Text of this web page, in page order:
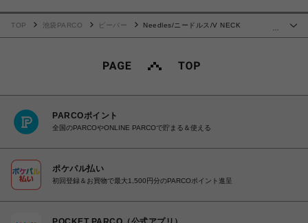
TOP 池袋PARCO ビーバー
Needles/ニードルス/V NECK
PARCOポイント
全国のPARCOやONLINE PARCOで貯まる＆使える
ポケパル払い
初回登録＆お買物で最大1,500円分のPARCOポイント進呈